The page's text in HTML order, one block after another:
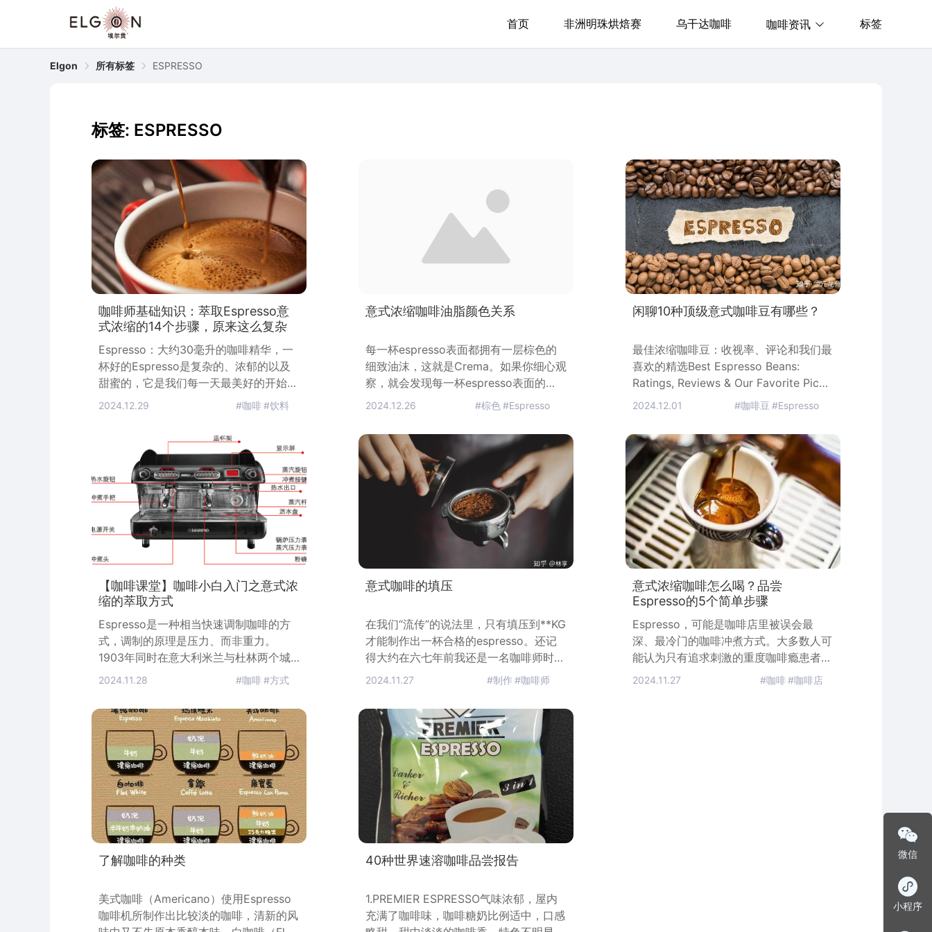
首页 非洲明珠烘焙赛 乌干达咖啡 咖啡资讯 标签
Elgon 所有标签 ESPRESSO
标签: ESPRESSO
咖啡师基础知识：萃取Espresso意
式浓缩的14个步骤，原来这么复杂
Espresso：大约30毫升的咖啡精华，一
杯好的Espresso是复杂的、浓郁的以及
甜蜜的，它是我们每一天最美好的开始。
Espresso不仅仅只是一杯饮料，它可是
拿铁、卡布奇诺、美式咖啡、馥芮白、可
塔朵、玛琪雅朵…这些咖啡一样（它也是
制作这些咖啡的基底）。换句话说，学会
怎么萃取出一杯好的Espresso，可能是
你成为一名咖啡师最重要的事。记住：想
要萃取出一杯好
2024.12.29 #咖啡#饮料
意式浓缩咖啡油脂颜色关系
每一杯espresso表面都拥有一层棕色的
细致油沫，这就是Crema。如果你细心观
察，就会发现每一杯espresso表面的
Crema色泽都不太一样，常见的Crema
棕色不等。究竟这些泛着不同色泽的
Crema向我们透露出什么讯息呢？事实
上，Crema呈现出来的颜色，的确可以告
诉我们很多事情。1.咖啡豆的新鲜度新鲜
度良好的的咖啡豆冲煮espresso，
2024.12.26 #棕色#Espresso
闲聊10种顶级意式咖啡豆有哪些？
最佳浓缩咖啡豆：收视率、评论和我们最
喜欢的精选Best Espresso Beans:
Ratings, Reviews & Our Favorite Picks
你喜欢好的浓缩咖啡吗？我们回顾了浓缩
豆能够进入我们的前10名！Do you love
a good Espresso? We review
espresso beans vs regular beans
2024.12.01 #咖啡豆 #Espresso
【咖啡课堂】咖啡小白入门之意式浓
缩的萃取方式
Espresso是一种相当快速调制咖啡的方
式，调制的原理是压力、而非重力。
1903年同时在意大利米兰与杜林两个城
市，发展出Espresso机。Espresso也可
是专为Espresso机器烘焙的综合咖啡。
Espresso也可以用来指一种咖啡豆的烘
焙颜色，很可惜，咖啡业界并没有一种认
定各种烘焙颜色的标准方式。Espresso
也可以用来指称一种咖啡饮料，这是一种
浓缩
2024.11.28 #咖啡#方式
意式咖啡的填压
在我们“流传”的说法里，只有填压到**KG
才能制作出一杯合格的espresso。还记
得大约在六七年前我还是一名咖啡师时，
我会通过百度，或者各种论坛来学习咖啡
的一个说法。只有填压到**KG才能制作
出一杯合格的espresso：有说5kg、
15kg甚至25kg的。有些咖啡师为了达到
这些重量常常会买一把电子秤，将粉锤和
手柄一同放在电子秤上，踮起一边脚，卯
足了劲，往下一
2024.11.27 #制作#咖啡师
意式浓缩咖啡怎么喝？品尝
Espresso的5个简单步骤
Espresso，可能是咖啡店里被误会最
深、最冷门的咖啡冲煮方式。大多数人可
能认为只有追求刺激的重度咖啡瘾患者或
是专业的咖啡品鉴大师才会选择喝
2024.11.27 #咖啡#咖啡店
了解咖啡的种类
美式咖啡（Americano）使用Espresso
咖啡机所制作出比较淡的咖啡，清新的风
40种世界速溶咖啡品尝报告
1.PREMIER ESPRESSO气味浓郁，屋内
充满了咖啡味，咖啡糖奶比例适中，口感
微信
小程序